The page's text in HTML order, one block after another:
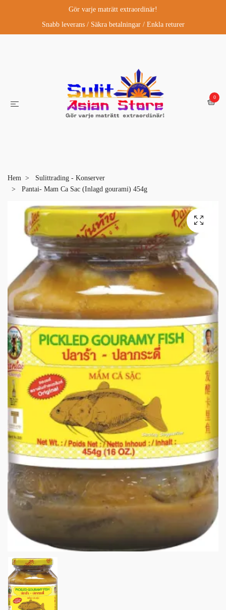
Gör varje maträtt extraordinär!
Snabb leverans / Säkra betalningar / Enkla returer
0
Hem
Sulittrading - Konserver
Pantai- Mam Ca Sac (Inlagd gourami) 454g